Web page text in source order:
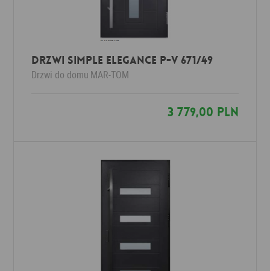
Drzwi Simple Elegance P-V 671/49
Drzwi do domu MAR-TOM
3 779,00 PLN